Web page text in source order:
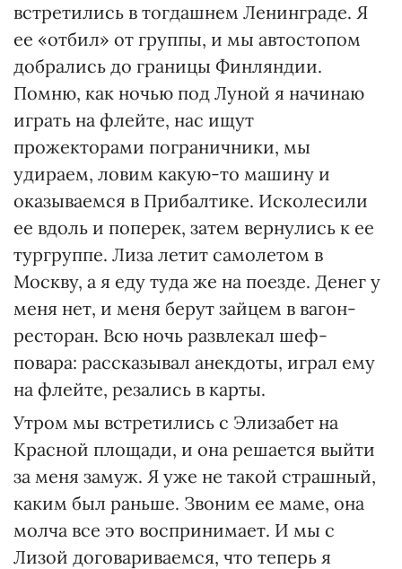
встретились в тогдашнем Ленинграде. Я
ее «отбил» от группы, и мы автостопом
добрались до границы Финляндии.
Помню, как ночью под Луной я начинаю
играть на флейте, нас ищут
прожекторами пограничники, мы
удираем, ловим какую-то машину и
оказываемся в Прибалтике. Исколесили
ее вдоль и поперек, затем вернулись к ее
тургруппе. Лиза летит самолетом в
Москву, а я еду туда же на поезде. Денег у
меня нет, и меня берут зайцем в вагон-
ресторан. Всю ночь развлекал шеф-
повара: рассказывал анекдоты, играл ему
на флейте, резались в карты.
Утром мы встретились с Элизабет на
Красной площади, и она решается выйти
за меня замуж. Я уже не такой страшный,
каким был раньше. Звоним ее маме, она
молча все это воспринимает. И мы с
Лизой договариваемся, что теперь я